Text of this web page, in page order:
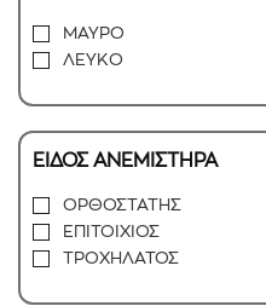
ΜΑΥΡΟ
ΛΕΥΚΟ
ΕΙΔΟΣ ΑΝΕΜΙΣΤΗΡΑ
ΟΡΘΟΣΤΑΤΗΣ
ΕΠΙΤΟΙΧΙΟΣ
ΤΡΟΧΗΛΑΤΟΣ